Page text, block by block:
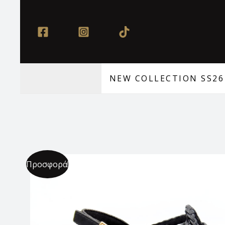
περιεχόμενο
NEW COLLECTION SS26
Προσφορά!